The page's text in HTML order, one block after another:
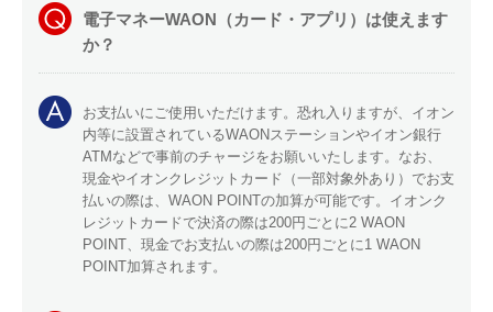
電子マネーWAON（カード・アプリ）は使えます
か？
お支払いにご使用いただけます。恐れ入りますが、イオン
内等に設置されているWAONステーションやイオン銀行
ATMなどで事前のチャージをお願いいたします。なお、
現金やイオンクレジットカード（一部対象外あり）でお支
払いの際は、WAON POINTの加算が可能です。イオンク
レジットカードで決済の際は200円ごとに2 WAON
POINT、現金でお支払いの際は200円ごとに1 WAON
POINT加算されます。